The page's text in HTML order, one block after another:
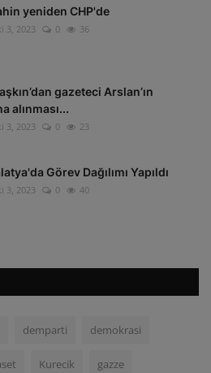
yeniden CHP'de
3, 2023 0 36
gazeteci Arslan’ın
alınması...
3, 2023 0 23
Görev Dağılımı Yapıldı
3, 2023 0 40
demparti demokrasi
Kurecik gazze